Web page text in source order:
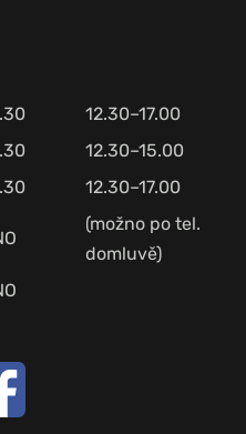
12.30–17.00
12.30–15.00
12.30–17.00
(možno po tel.
domluvě)